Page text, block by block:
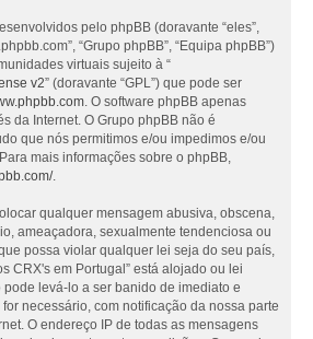
pelo phpBB (doravante “eles”,
“Grupo phpBB”, “Equipa phpBB”)
virtuais sujeito à “
v2” (doravante “GPL”) que pode ser
. O software phpBB apenas
da Internet. O Grupo phpBB não é
que nós permitimos e/ou impedimos e/ou
mais informações sobre o phpBB,
.
qualquer mensagem abusiva, obscena,
ameaçadora, sexualmente tendenciosa ou
possa violar qualquer lei seja do seu país,
CRX's em Portugal” está alojado ou lei
pode levá-lo a ser banido de imediato e
necessário, com notificação da nossa parte
O endereço IP de todas as mensagens